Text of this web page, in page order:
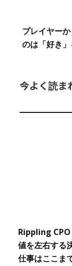
プレイヤー
のは「好き
今よく読ま
Rippling
値を左右する
仕事はここま